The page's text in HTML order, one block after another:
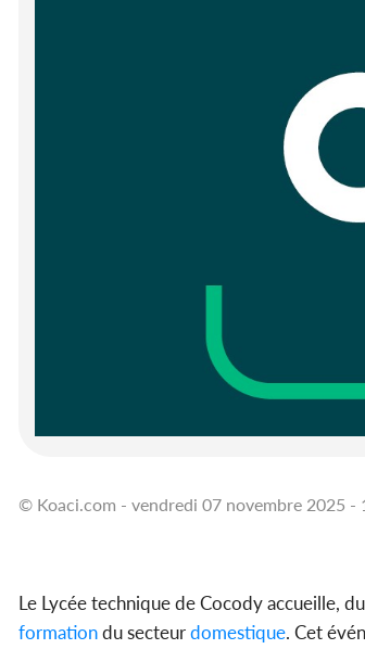
© Koaci.com - vendredi 07 novembre 2025 -
Le Lycée technique de Cocody accueille,
formationdu secteurdomestique. Cet